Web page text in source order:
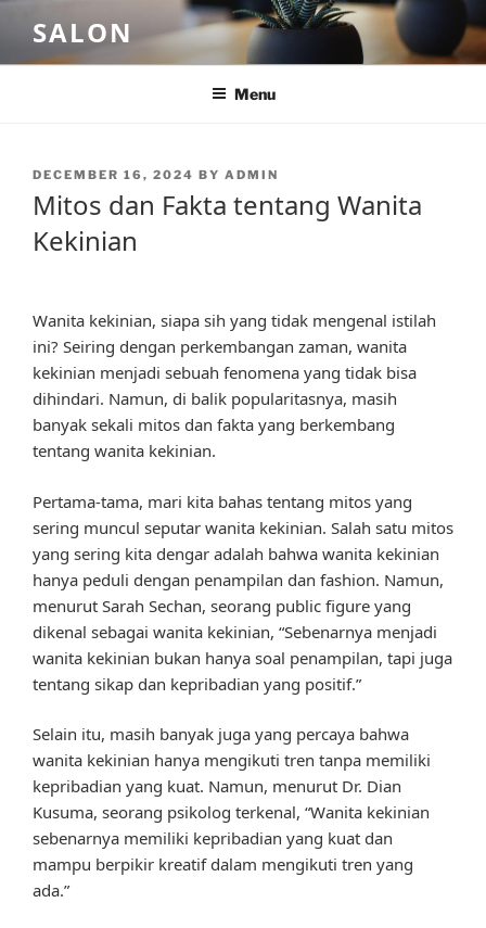
content
SALON
Menu
POSTED
DECEMBER 16, 2024 BY ADMIN
Mitos dan Fakta tentang Wanita
Kekinian
Wanita kekinian, siapa sih yang tidak mengenal istilah
ini? Seiring dengan perkembangan zaman, wanita
kekinian menjadi sebuah fenomena yang tidak bisa
dihindari. Namun, di balik popularitasnya, masih
banyak sekali mitos dan fakta yang berkembang
tentang wanita kekinian.
Pertama-tama, mari kita bahas tentang mitos yang
sering muncul seputar wanita kekinian. Salah satu mitos
yang sering kita dengar adalah bahwa wanita kekinian
hanya peduli dengan penampilan dan fashion. Namun,
menurut Sarah Sechan, seorang public figure yang
dikenal sebagai wanita kekinian, “Sebenarnya menjadi
wanita kekinian bukan hanya soal penampilan, tapi juga
tentang sikap dan kepribadian yang positif.”
Selain itu, masih banyak juga yang percaya bahwa
wanita kekinian hanya mengikuti tren tanpa memiliki
kepribadian yang kuat. Namun, menurut Dr. Dian
Kusuma, seorang psikolog terkenal, “Wanita kekinian
sebenarnya memiliki kepribadian yang kuat dan
mampu berpikir kreatif dalam mengikuti tren yang
ada.”